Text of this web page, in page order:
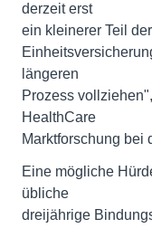
derzeit erst
ein kleinerer Teil
längeren
Prozess
HealthCare
Marktforschung bei
Eine mögliche
übliche
dreijährige